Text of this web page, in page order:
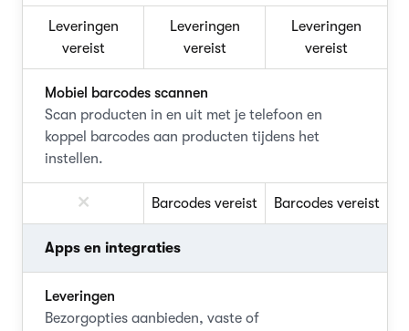
Leveringen
vereist
Leveringen
vereist
Leveringen
vereist
Mobiel barcodes scannen
Scan producten in en uit met je telefoon en
koppel barcodes aan producten tijdens het
instellen.
Barcodes vereist Barcodes vereist
Apps en integraties
Leveringen
Bezorgopties aanbieden, vaste of